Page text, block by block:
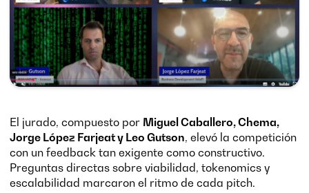
El jurado, compuesto por Miguel Caballero, Chema,
Jorge López Farjeat y Leo Gutson, elevó la competición
con un feedback tan exigente como constructivo.
Preguntas directas sobre viabilidad, tokenomics y
escalabilidad marcaron el ritmo de cada pitch.